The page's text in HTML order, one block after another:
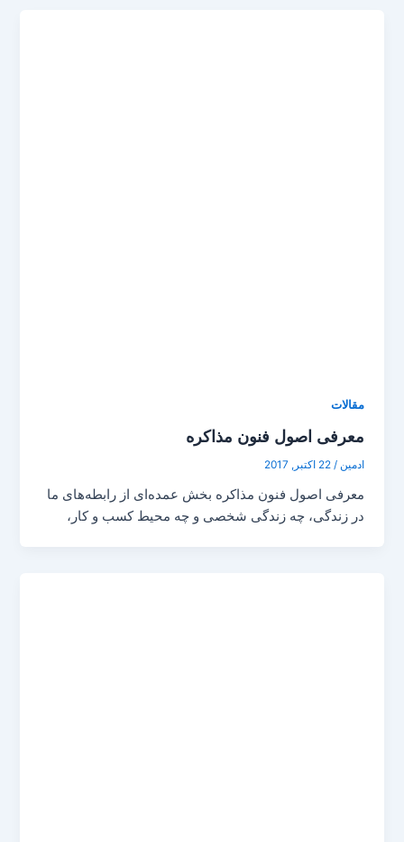
مقالات
معرفی اصول فنون مذاکره
ادمین/22 اکتبر, 2017
معرفی اصول فنون مذاکره بخش عمده‌ای از رابطه‌های ما
در زندگی، چه زندگی شخصی و چه محیط کسب و کار،